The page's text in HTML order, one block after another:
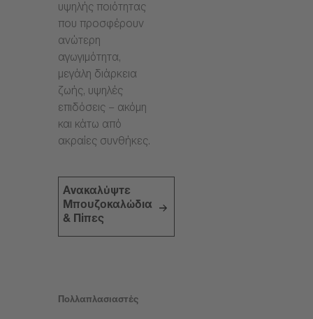
υψηλής ποιότητας
που προσφέρουν
ανώτερη
αγωγιμότητα,
μεγάλη διάρκεια
ζωής, υψηλές
επιδόσεις – ακόμη
και κάτω από
ακραίες συνθήκες.
Ανακαλύψτε
Μπουζοκαλώδια
& Πίπες
Πολλαπλασιαστές